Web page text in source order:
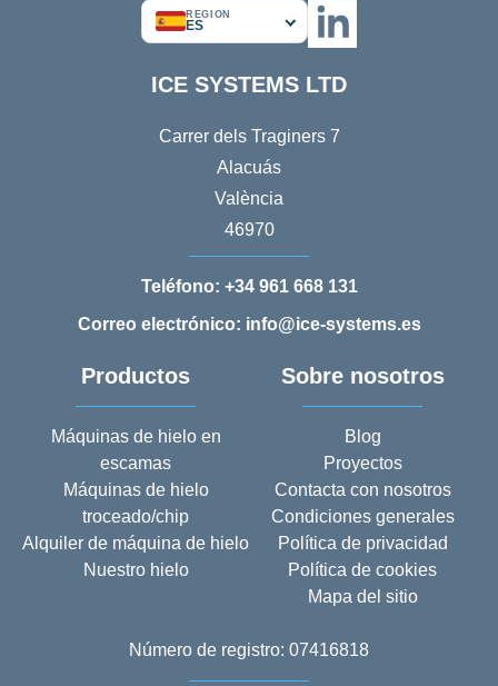
REGION
ES
ICE SYSTEMS LTD
Carrer dels Traginers 7
Alacuás
València
46970
Teléfono: +34 961 668 131
Correo electrónico: info@ice-systems.es
Productos
Máquinas de hielo en
escamas
Máquinas de hielo
troceado/chip
Alquiler de máquina de hielo
Nuestro hielo
Sobre nosotros
Blog
Proyectos
Contacta con nosotros
Condiciones generales
Política de privacidad
Política de cookies
Mapa del sitio
Número de registro: 07416818